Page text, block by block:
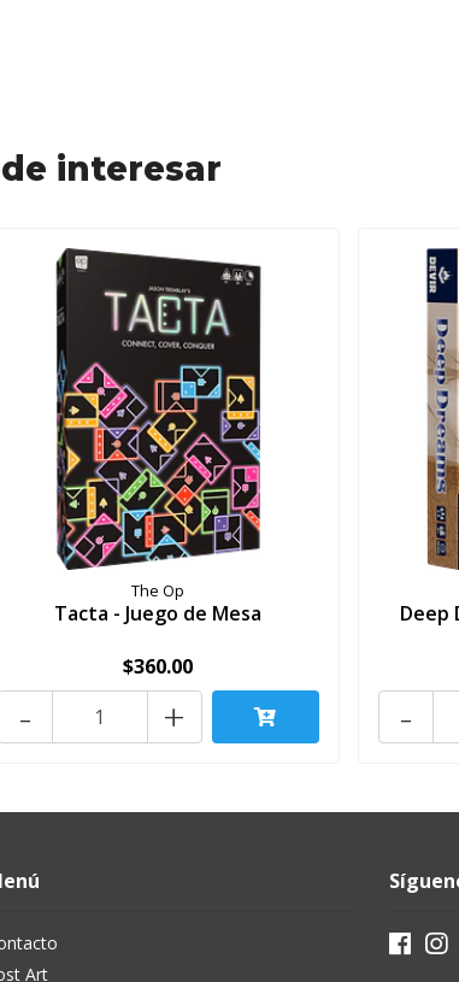
interesar
The Op
Tacta - Juego de Mesa
$360.00
+
-
Deep
-
Art